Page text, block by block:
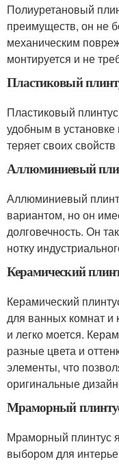
Полиуретановый
преимуществ, он не
механическим
монтируется и не
Пластиковый
Пластиковый
удобным в
теряет своих
Аллюминиевый
Аллюминиевый
вариантом, но он
долговечность. Он
нотку
Керамический
Керамический
для ванных комнат и
и легко моется.
разные цвета и
элементы, что
оригинальные
Мраморный
Мраморный плинтус
выбором для